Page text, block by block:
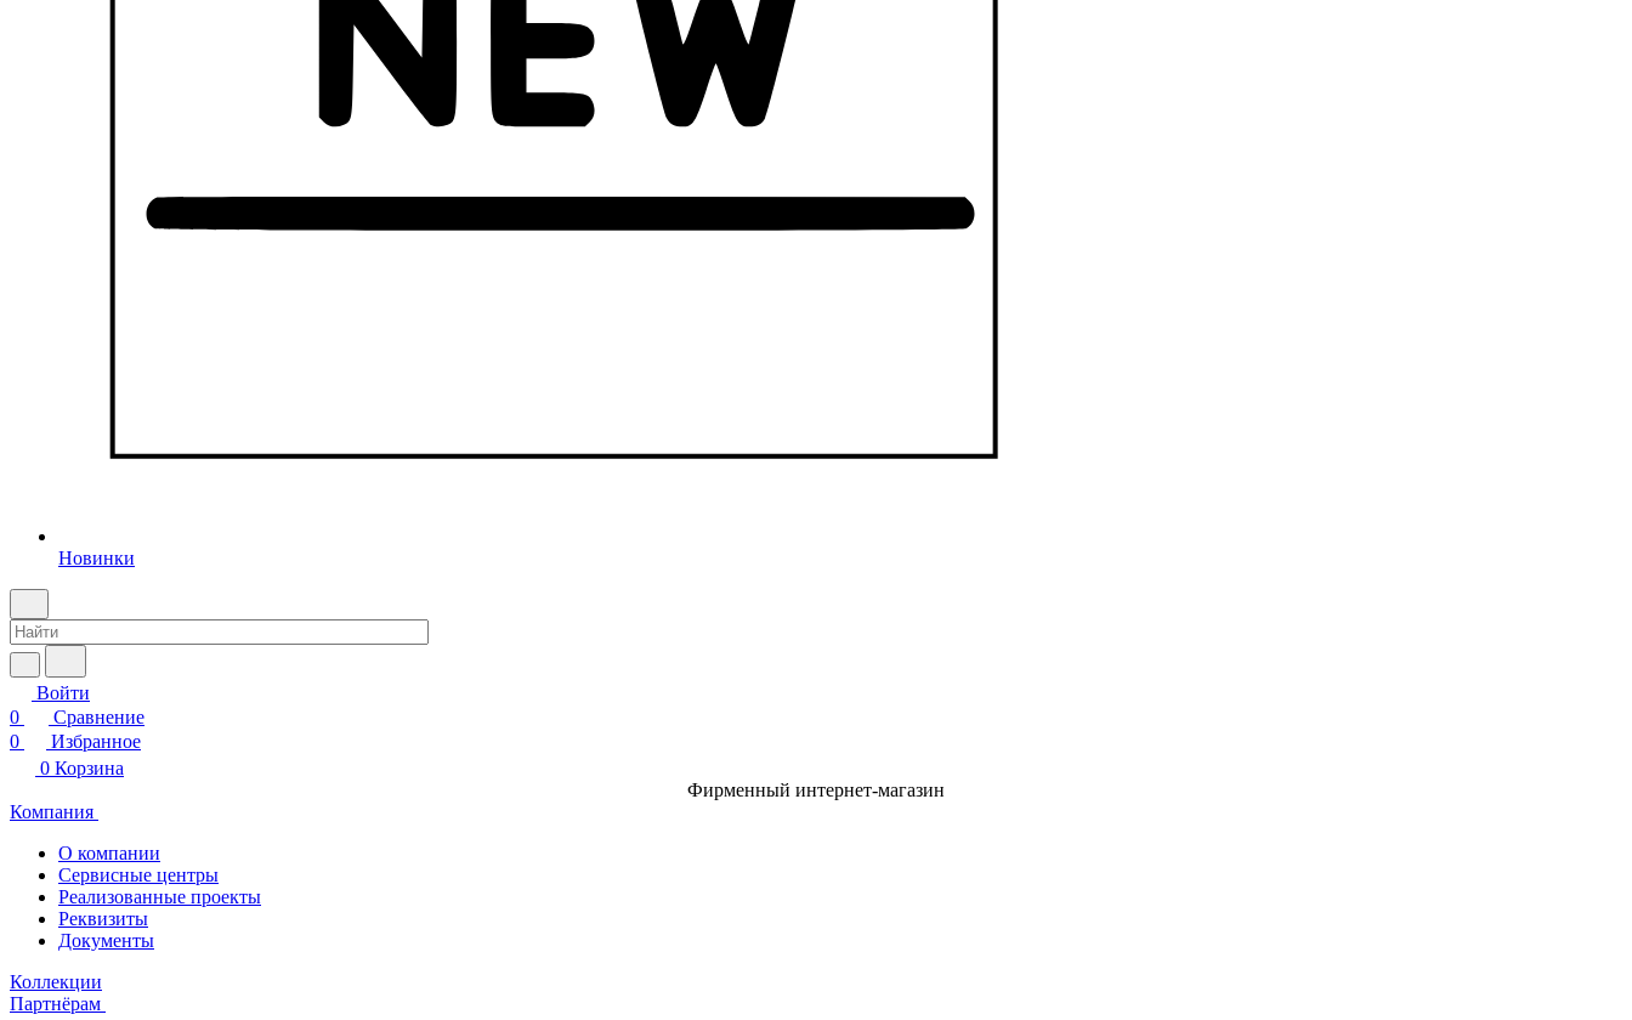
Новинки
Войти
0
Сравнение
0
Избранное
0 Корзина
Фирменный интернет-магазин
Компания
О компании
Сервисные центры
Реализованные проекты
Реквизиты
Документы
Коллекции
Партнёрам